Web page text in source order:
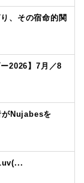
、その宿命的関
2026】7月／8
がNujabesを